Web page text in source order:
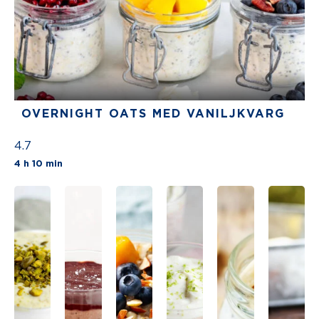
OVERNIGHT OATS MED VANILJKVARG
4.7
4 h 10 min